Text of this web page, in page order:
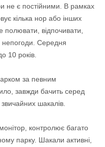
не є постійними. В рамках
кілька нор або інших
полювати, відпочивати,
непогоди. Середня
10 років.
за певним
завжди бачить серед
шакалів.
контролює багато
парку. Шакали активні,